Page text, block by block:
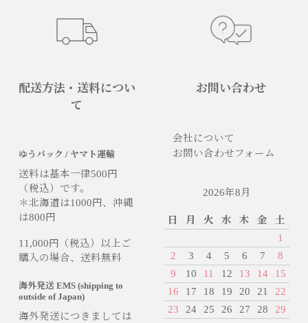
配送方法・送料につい
て
ゆうパック / ヤマト運輸
送料は基本一律500円
（税込）です。
＊北海道は1000円、沖縄
は800円
11,000円（税込）以上ご
購入の場合、送料無料
海外発送 EMS (shipping to
outside of Japan)
海外発送につきましては
お問い合わせ
会社について
お問い合わせフォーム
2026年8月
日 月 火 水 木 金
土
1
2
3 4 5 6 7
8
9
10 11 12 13 14
15
16
17 18 19 20 21
22
23
24 25 26 27 28
29